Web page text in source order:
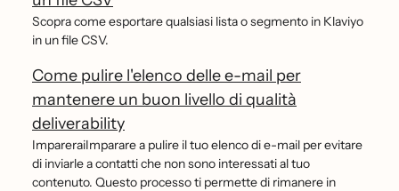
Scopra come esportare qualsiasi lista o segmento in Klaviyo
in un file CSV.
Come pulire l'elenco delle e-mail per
mantenere un buon livello di qualità
deliverability
ImpareraiImparare a pulire il tuo elenco di e-mail per evitare
di inviarle a contatti che non sono interessati al tuo
contenuto. Questo processo ti permette di rimanere in